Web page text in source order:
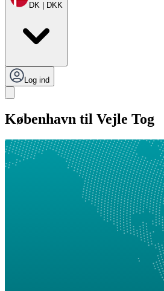
DK | DKK
Log ind
København til Vejle Tog